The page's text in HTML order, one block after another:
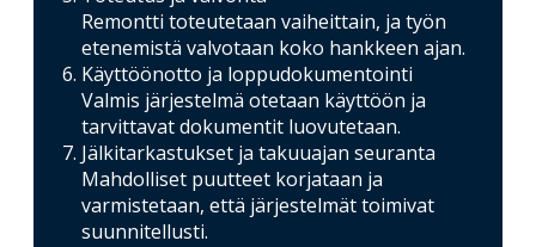
Remontti toteutetaan vaiheittain, ja työn
etenemistä valvotaan koko hankkeen ajan.
Käyttöönotto ja loppudokumentointi
Valmis järjestelmä otetaan käyttöön ja
tarvittavat dokumentit luovutetaan.
Jälkitarkastukset ja takuuajan seuranta
Mahdolliset puutteet korjataan ja
varmistetaan, että järjestelmät toimivat
suunnitellusti.